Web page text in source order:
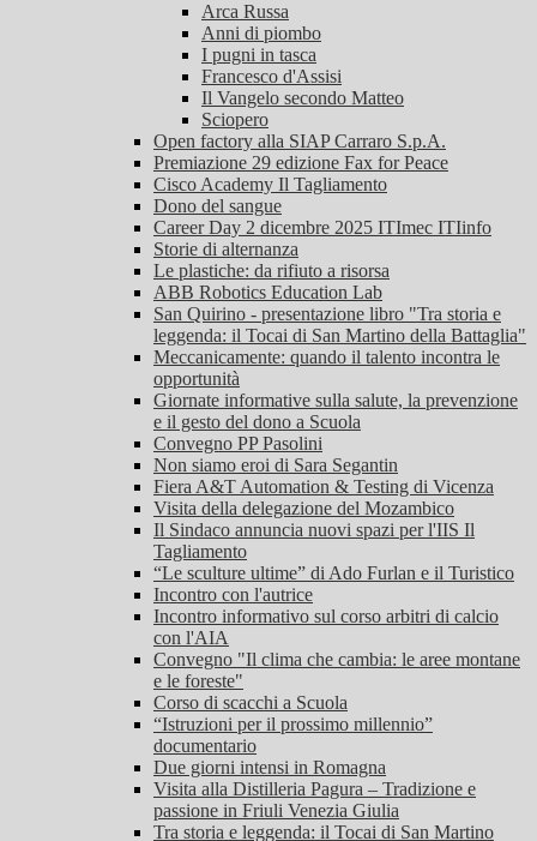
Arca Russa
Anni di piombo
I pugni in tasca
Francesco d'Assisi
Il Vangelo secondo Matteo
Sciopero
Open factory alla SIAP Carraro S.p.A.
Premiazione 29 edizione Fax for Peace
Cisco Academy Il Tagliamento
Dono del sangue
Career Day 2 dicembre 2025 ITImec ITIinfo
Storie di alternanza
Le plastiche: da rifiuto a risorsa
ABB Robotics Education Lab
San Quirino - presentazione libro "Tra storia e
leggenda: il Tocai di San Martino della Battaglia"
Meccanicamente: quando il talento incontra le
opportunità
Giornate informative sulla salute, la prevenzione
e il gesto del dono a Scuola
Convegno PP Pasolini
Non siamo eroi di Sara Segantin
Fiera A&T Automation & Testing di Vicenza
Visita della delegazione del Mozambico
Il Sindaco annuncia nuovi spazi per l'IIS Il
Tagliamento
“Le sculture ultime” di Ado Furlan e il Turistico
Incontro con l'autrice
Incontro informativo sul corso arbitri di calcio
con l'AIA
Convegno "Il clima che cambia: le aree montane
e le foreste"
Corso di scacchi a Scuola
“Istruzioni per il prossimo millennio”
documentario
Due giorni intensi in Romagna
Visita alla Distilleria Pagura – Tradizione e
passione in Friuli Venezia Giulia
Tra storia e leggenda: il Tocai di San Martino